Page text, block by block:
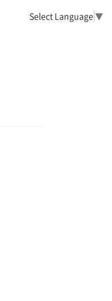
Select Language▼